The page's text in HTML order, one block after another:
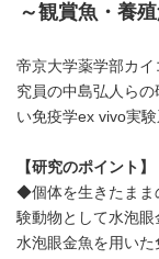
～観賞魚・養
帝京大学薬学部カ
究員の中島弘人ら
い免疫学ex vivo実験
【研究のポイント】
◆個体を生きたまま
験動物として水泡眼
水泡眼金魚を用いた